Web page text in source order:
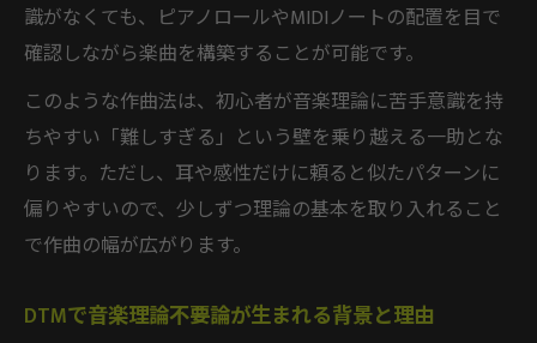
識がなくても、ピアノロールやMIDIノートの配置を目で
確認しながら楽曲を構築することが可能です。
このような作曲法は、初心者が音楽理論に苦手意識を持
ちやすい「難しすぎる」という壁を乗り越える一助とな
ります。ただし、耳や感性だけに頼ると似たパターンに
偏りやすいので、少しずつ理論の基本を取り入れること
で作曲の幅が広がります。
DTMで音楽理論不要論が生まれる背景と理由